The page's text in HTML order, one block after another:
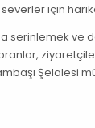
için
serinlemek ve
Şelalesi